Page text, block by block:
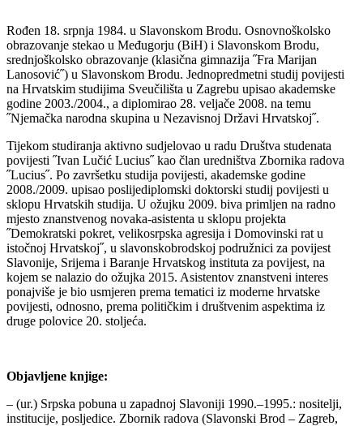
Rođen 18. srpnja 1984. u Slavonskom Brodu. Osnovnoškolsko
obrazovanje stekao u Međugorju (BiH) i Slavonskom Brodu,
srednjoškolsko obrazovanje (klasična gimnazija ˝Fra Marijan
Lanosović˝) u Slavonskom Brodu. Jednopredmetni studij povijesti
na Hrvatskim studijima Sveučilišta u Zagrebu upisao akademske
godine 2003./2004., a diplomirao 28. veljače 2008. na temu
˝Njemačka narodna skupina u Nezavisnoj Državi Hrvatskoj˝.
Tijekom studiranja aktivno sudjelovao u radu Društva studenata
povijesti ˝Ivan Lučić Lucius˝ kao član uredništva Zbornika radova
˝Lucius˝. Po završetku studija povijesti, akademske godine
2008./2009. upisao poslijediplomski doktorski studij povijesti u
sklopu Hrvatskih studija. U ožujku 2009. biva primljen na radno
mjesto znanstvenog novaka-asistenta u sklopu projekta
˝Demokratski pokret, velikosrpska agresija i Domovinski rat u
istočnoj Hrvatskoj˝, u slavonskobrodskoj podružnici za povijest
Slavonije, Srijema i Baranje Hrvatskog instituta za povijest, na
kojem se nalazio do ožujka 2015. Asistentov znanstveni interes
ponajviše je bio usmjeren prema tematici iz moderne hrvatske
povijesti, odnosno, prema političkim i društvenim aspektima iz
druge polovice 20. stoljeća.
Objavljene knjige:
– (ur.) Srpska pobuna u zapadnoj Slavoniji 1990.–1995.: nositelji,
institucije, posljedice. Zbornik radova (Slavonski Brod – Zagreb,